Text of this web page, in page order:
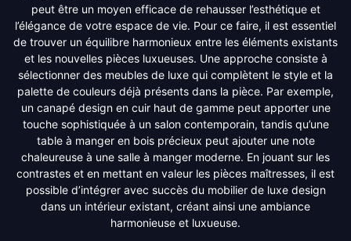
peut être un moyen efficace de rehausser l’esthétique et
l’élégance de votre espace de vie. Pour ce faire, il est essentiel
de trouver un équilibre harmonieux entre les éléments existants
et les nouvelles pièces luxueuses. Une approche consiste à
sélectionner des meubles de luxe qui complètent le style et la
palette de couleurs déjà présents dans la pièce. Par exemple,
un canapé design en cuir haut de gamme peut apporter une
touche sophistiquée à un salon contemporain, tandis qu’une
table à manger en bois précieux peut ajouter une note
chaleureuse à une salle à manger moderne. En jouant sur les
contrastes et en mettant en valeur les pièces maîtresses, il est
possible d’intégrer avec succès du mobilier de luxe design
dans un intérieur existant, créant ainsi une ambiance
harmonieuse et luxueuse.